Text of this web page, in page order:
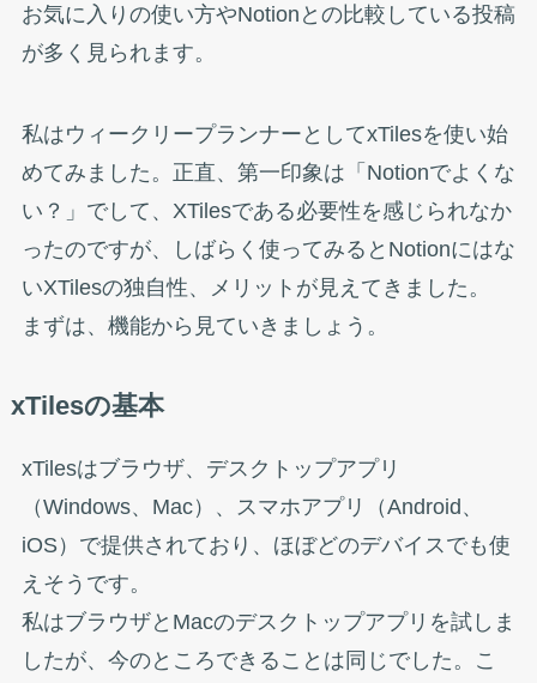
お気に入りの使い方やNotionとの比較している投稿
が多く見られます。
私はウィークリープランナーとしてxTilesを使い始
めてみました。正直、第一印象は「Notionでよくな
い？」でして、XTilesである必要性を感じられなか
ったのですが、しばらく使ってみるとNotionにはな
いXTilesの独自性、メリットが見えてきました。
まずは、機能から見ていきましょう。
xTilesの基本
xTilesはブラウザ、デスクトップアプリ
（Windows、Mac）、スマホアプリ（Android、
iOS）で提供されており、ほぼどのデバイスでも使
えそうです。
私はブラウザとMacのデスクトップアプリを試しま
したが、今のところできることは同じでした。こ